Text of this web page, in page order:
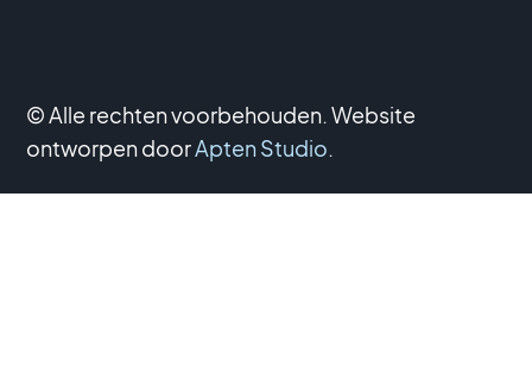
© Alle rechten voorbehouden. Website
ontworpen doorApten Studio.